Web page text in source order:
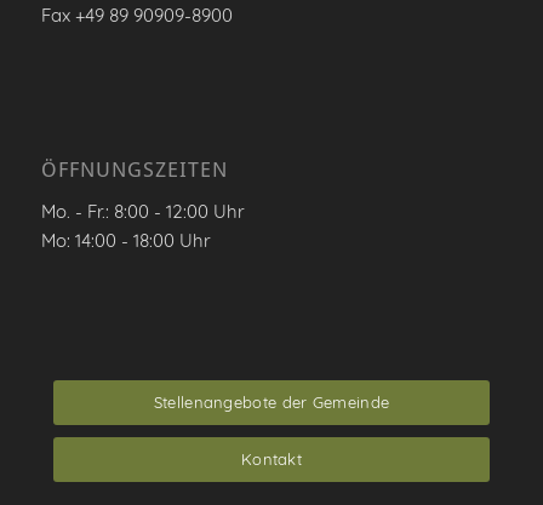
Fax +49 89 90909-8900
ÖFFNUNGSZEITEN
Mo. - Fr.: 8:00 - 12:00 Uhr
Mo: 14:00 - 18:00 Uhr
Stellenangebote der Gemeinde
Kontakt